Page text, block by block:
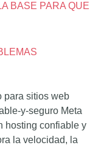
BASE PARA QUE
para sitios web
y-seguro Meta
hosting confiable y
la velocidad, la